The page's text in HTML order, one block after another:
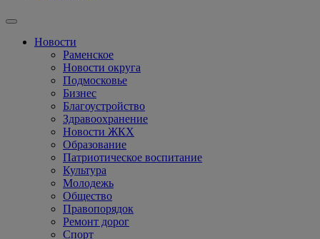
Новости
Раменское
Новости округа
Подмосковье
Бизнес
Благоустройство
Здравоохранение
Новости ЖКХ
Образование
Патриотическое воспитание
Культура
Молодежь
Общество
Правопорядок
Ремонт дорог
Спорт